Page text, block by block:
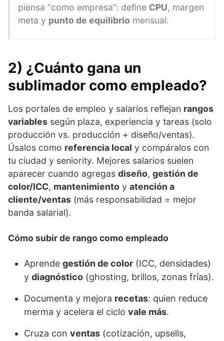
piensa “como empresa”: define CPU, margen
meta y punto de equilibrio mensual.
2) ¿Cuánto gana un
sublimador como empleado?
Los portales de empleo y salarios reflejan rangos
variables según plaza, experiencia y tareas (solo
producción vs. producción + diseño/ventas).
Úsalos como referencia local y compáralos con
tu ciudad y seniority. Mejores salarios suelen
aparecer cuando agregas diseño, gestión de
color/ICC, mantenimiento y atención a
cliente/ventas (más responsabilidad = mejor
banda salarial).
Cómo subir de rango como empleado
Aprende gestión de color (ICC, densidades)
y diagnóstico (ghosting, brillos, zonas frías).
Documenta y mejora recetas: quien reduce
merma y acelera el ciclo vale más.
Cruza con ventas (cotización, upsells,